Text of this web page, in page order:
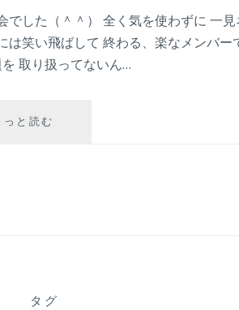
でした（＾＾） 全く気を使わずに 一見
は笑い飛ばして 終わる、楽なメンバー
取り扱ってないん…
っと読む
り
タグ